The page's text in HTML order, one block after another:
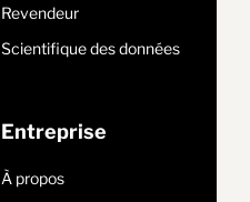
Revendeur
Scientifique des données
Entreprise
À propos